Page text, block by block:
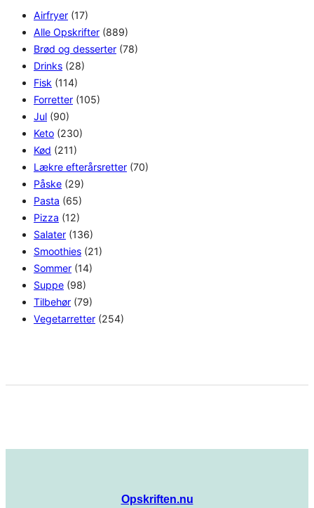
Airfryer (17)
Alle Opskrifter (889)
Brød og desserter (78)
Drinks (28)
Fisk (114)
Forretter (105)
Jul (90)
Keto (230)
Kød (211)
Lækre efterårsretter (70)
Påske (29)
Pasta (65)
Pizza (12)
Salater (136)
Smoothies (21)
Sommer (14)
Suppe (98)
Tilbehør (79)
Vegetarretter (254)
Opskriften.nu